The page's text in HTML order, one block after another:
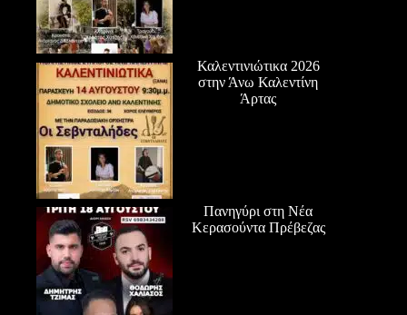
Καλεντινιώτικα 2026
στην Άνω Καλεντίνη
Άρτας
Πανηγύρι στη Νέα
Κερασούντα Πρέβεζας